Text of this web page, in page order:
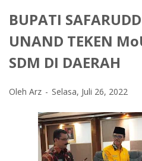
BUPATI
UNAND TEKEN
SDM DI DAERAH
Oleh Arz Selasa, Juli 26, 2022